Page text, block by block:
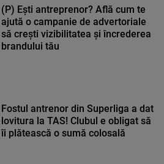
(P) Ești antreprenor? Află cum te
ajută o campanie de advertoriale
să crești vizibilitatea și încrederea
brandului tău
Fostul antrenor din Superliga a dat
lovitura la TAS! Clubul e obligat să
îi plătească o sumă colosală